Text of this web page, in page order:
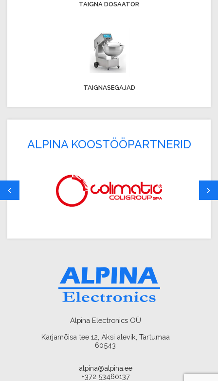
TAIGNA DOSAATOR
TAIGNASEGAJAD
ALPINA KOOSTÖÖPARTNERID
Alpina Electronics OÜ
Karjamõisa tee 12, Äksi alevik, Tartumaa
60543
alpina@alpina.ee
+372 53460137